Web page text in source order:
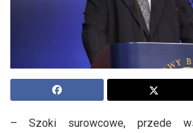
– Szoki surowcowe, przede